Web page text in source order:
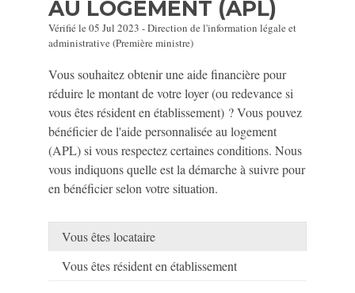
AU LOGEMENT (APL)
Vérifié le 05 Jul 2023 - Direction de l'information légale et
administrative (Première ministre)
Vous souhaitez obtenir une aide financière pour
réduire le montant de votre loyer (ou redevance si
vous êtes résident en établissement) ? Vous pouvez
bénéficier de l'aide personnalisée au logement
(APL) si vous respectez certaines conditions. Nous
vous indiquons quelle est la démarche à suivre pour
en bénéficier selon votre situation.
Vous êtes locataire
Vous êtes résident en établissement